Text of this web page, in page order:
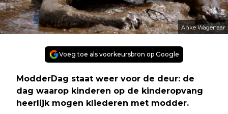
Anke Wagenaar
Voeg toe als voorkeursbron op Google
ModderDag staat weer voor de deur: de
dag waarop kinderen op de kinderopvang
heerlijk mogen kliederen met modder.